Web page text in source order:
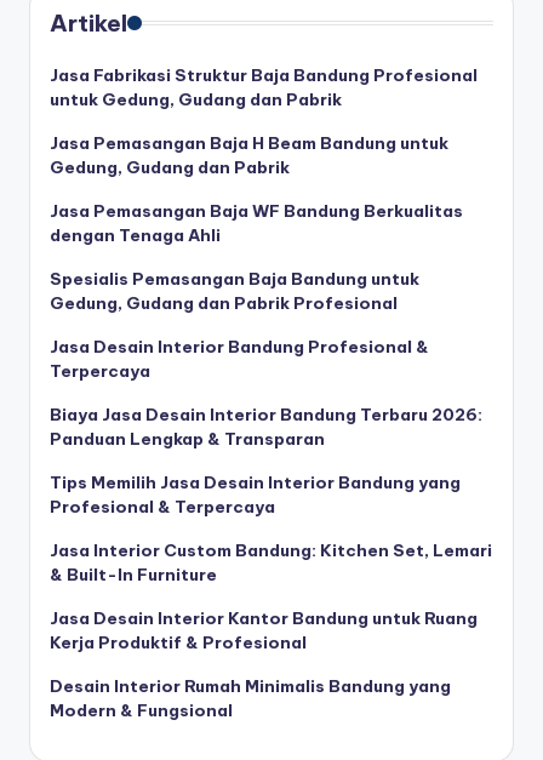
Artikel
Jasa Fabrikasi Struktur Baja Bandung Profesional
untuk Gedung, Gudang dan Pabrik
Jasa Pemasangan Baja H Beam Bandung untuk
Gedung, Gudang dan Pabrik
Jasa Pemasangan Baja WF Bandung Berkualitas
dengan Tenaga Ahli
Spesialis Pemasangan Baja Bandung untuk
Gedung, Gudang dan Pabrik Profesional
Jasa Desain Interior Bandung Profesional &
Terpercaya
Biaya Jasa Desain Interior Bandung Terbaru 2026:
Panduan Lengkap & Transparan
Tips Memilih Jasa Desain Interior Bandung yang
Profesional & Terpercaya
Jasa Interior Custom Bandung: Kitchen Set, Lemari
& Built-In Furniture
Jasa Desain Interior Kantor Bandung untuk Ruang
Kerja Produktif & Profesional
Desain Interior Rumah Minimalis Bandung yang
Modern & Fungsional